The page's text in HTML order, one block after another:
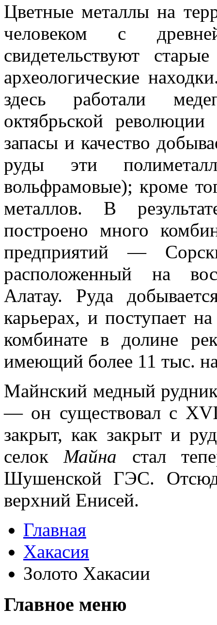
Цветные металлы на
человеком с
свидетельствуют
археоло­гические
здесь работали
октябрьской
запасы и качество
руды эти
вольфрамовые); кроме
металлов. В
построено много
предприятий —
расположенный на
Алатау. Руда
карье­рах, и поступает
комбинате в долине
имеющий более 11 тыс.
Майнский медный
— он существовал с
закрыт, как закрыт и
селокМайна стал
Шушенской ГЭС.
верхний Енисей.
Главная
Хакасия
Золото Хакасии
Главное меню